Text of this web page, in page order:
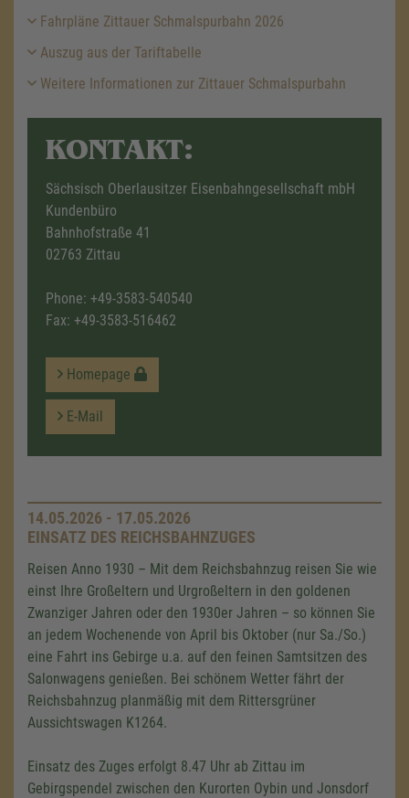
Fahrpläne Zittauer Schmalspurbahn 2026
Auszug aus der Tariftabelle
Weitere Informationen zur Zittauer Schmalspurbahn
KONTAKT:
Sächsisch Oberlausitzer Eisenbahngesellschaft mbH
Kundenbüro
Bahnhofstraße 41
02763 Zittau
Phone: +49-3583-540540
Fax: +49-3583-516462
Homepage
E-Mail
14.05.2026 - 17.05.2026
EINSATZ DES REICHSBAHNZUGES
Reisen Anno 1930 – Mit dem Reichsbahnzug reisen Sie wie
einst Ihre Großeltern und Urgroßeltern in den goldenen
Zwanziger Jahren oder den 1930er Jahren – so können Sie
an jedem Wochenende von April bis Oktober (nur Sa./So.)
eine Fahrt ins Gebirge u.a. auf den feinen Samtsitzen des
Salonwagens genießen. Bei schönem Wetter fährt der
Reichsbahnzug planmäßig mit dem Rittersgrüner
Aussichtswagen K1264.
Einsatz des Zuges erfolgt 8.47 Uhr ab Zittau im
Gebirgspendel zwischen den Kurorten Oybin und Jonsdorf